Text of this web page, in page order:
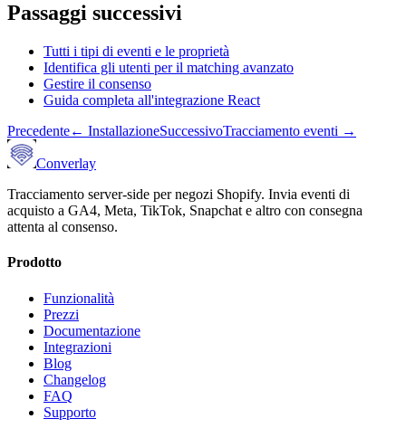
Passaggi successivi
Tutti i tipi di eventi e le proprietà
Identifica gli utenti per il matching avanzato
Gestire il consenso
Guida completa all'integrazione React
Precedente← InstallazioneSuccessivoTracciamento eventi →
Converlay
Tracciamento server-side per negozi Shopify. Invia eventi di
acquisto a GA4, Meta, TikTok, Snapchat e altro con consegna
attenta al consenso.
Prodotto
Funzionalità
Prezzi
Documentazione
Integrazioni
Blog
Changelog
FAQ
Supporto